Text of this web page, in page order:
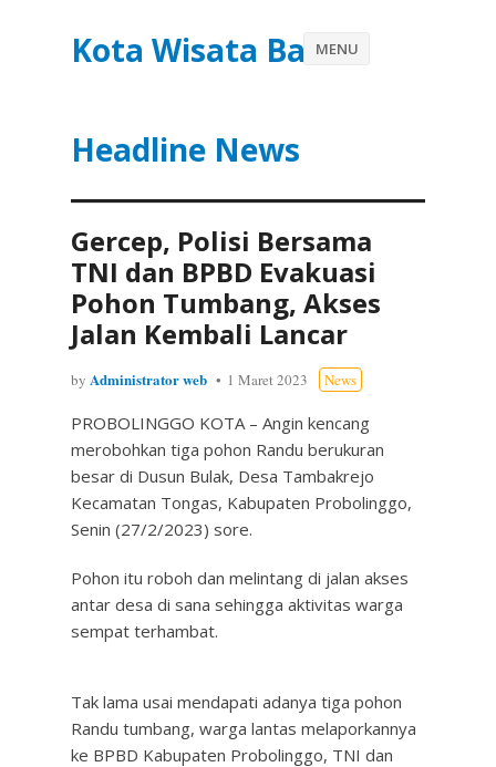
Kota Wisata Batu
Headline News
MENU
Gercep, Polisi Bersama
TNI dan BPBD Evakuasi
Pohon Tumbang, Akses
Jalan Kembali Lancar
by Administrator web 1 Maret 2023 News
PROBOLINGGO KOTA – Angin kencang
merobohkan tiga pohon Randu berukuran
besar di Dusun Bulak, Desa Tambakrejo
Kecamatan Tongas, Kabupaten Probolinggo,
Senin (27/2/2023) sore.
Pohon itu roboh dan melintang di jalan akses
antar desa di sana sehingga aktivitas warga
sempat terhambat.
Tak lama usai mendapati adanya tiga pohon
Randu tumbang, warga lantas melaporkannya
ke BPBD Kabupaten Probolinggo, TNI dan